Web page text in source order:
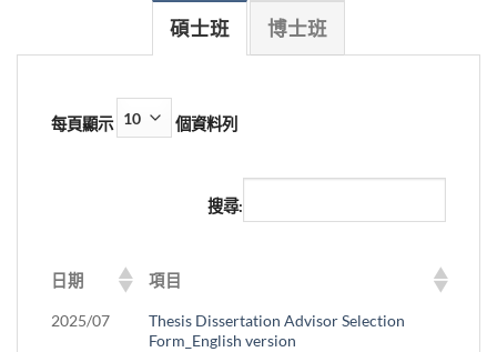
碩士班 博士班
每頁顯示 個資料列
搜尋:
日期 項目
2025/07
Thesis Dissertation Advisor Selection
Form_English version